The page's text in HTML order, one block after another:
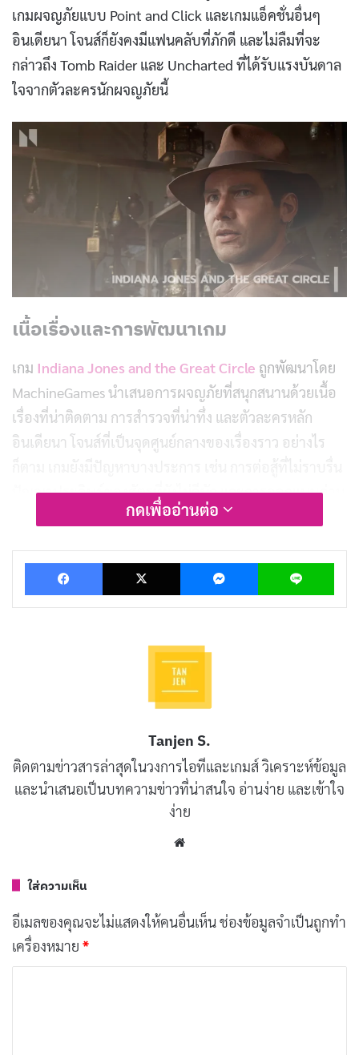
เกมผจญภัยแบบ Point and Click และเกมแอ็คชั่นอื่นๆ
อินเดียนา โจนส์ก็ยังคงมีแฟนคลับที่ภักดี และไม่ลืมที่จะ
กล่าวถึง Tomb Raider และ Uncharted ที่ได้รับแรงบันดาล
ใจจากตัวละครนักผจญภัยนี้
เนื้อเรื่องและการพัฒนาเกม
เกม Indiana Jones and the Great Circle ถูกพัฒนาโดย
MachineGames นำเสนอการผจญภัยที่สนุกสนานด้วยเนื้อ
เรื่องที่น่าติดตาม การสำรวจที่น่าทึ่ง และตัวละครหลัก
อินเดียนา โจนส์ที่เป็นจุดศูนย์กลางของเรื่องราว อย่างไร
ปัญญาประดิษฐ์ของศัตรูที่ยังไม่ดีนัก และการออกแบบด่าน
เริ่มต้นเกมด้วยฉากเปิดที่สวยงามและทันสมัย ซึ่งไม่เสียเวลา
ในการพาผู้เล่นเข้าสู่บรรยากาศของ Temple scene จาก
Raiders of the Last Ark นอกจากนี้ยังเป็นวิธีที่ดีในการ
การเล่นและกลไกเกม
เกมนี้ใช้มุมมองบุคคลที่หนึ่ง ยกเว้นบางส่วนของเกมเพลย์
กดเพื่ออ่านต่อ
Facebook X Messenger Line
Tanjen S.
ติดตามข่าวสารล่าสุดในวงการไอทีและเกมส์ วิเคราะห์ข้อมูล
และนำเสนอเป็นบทความข่าวที่น่าสนใจ อ่านง่าย และเข้าใจ
ง่าย
ใส่ความเห็น
อีเมลของคุณจะไม่แสดงให้คนอื่นเห็น ช่องข้อมูลจำเป็นถูกทำ
เครื่องหมาย *